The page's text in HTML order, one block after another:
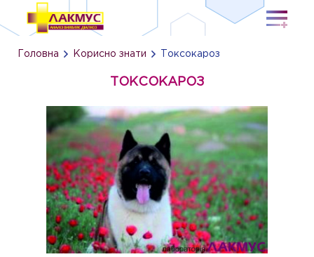
Головна Корисно знати Токсокароз
ТОКСОКАРОЗ